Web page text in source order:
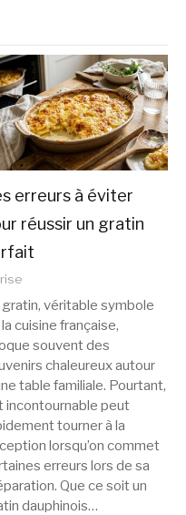
erreurs à éviter
réussir un gratin
gratin, véritable symbole
cuisine française,
souvent des
chaleureux autour
table familiale. Pourtant,
incontournable peut
tourner à la
lorsqu’on commet
erreurs lors de sa
Que ce soit un
dauphinois…